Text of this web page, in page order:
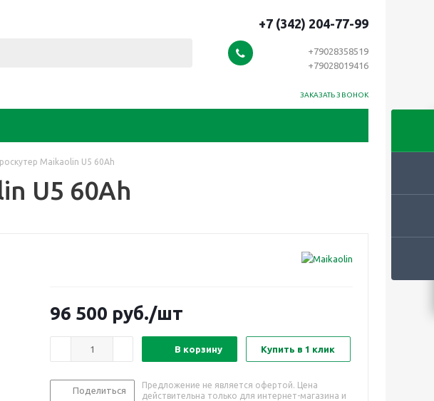
+7 (342) 204-77-99
+79028358519
+79028019416
ЗАКАЗАТЬ ЗВОНОК
Maikaolin U5 60Ah
U5 60Ah
96 500 руб./шт
В корзину Купить в 1 клик
Поделиться
Предложение не является офертой. Цена
действительна только для интернет-магазина и